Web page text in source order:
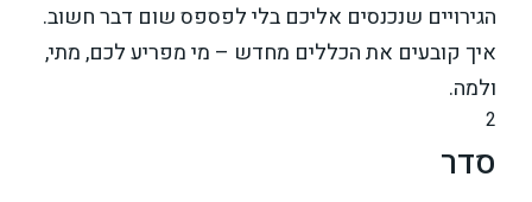
הגירויים שנכנסים אליכם בלי לפספס שום דבר חשוב.
איך קובעים את הכללים מחדש – מי מפריע לכם, מתי,
ולמה.
2
סדר